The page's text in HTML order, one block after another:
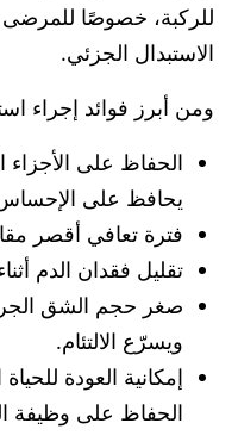
للركبة، خصوصًا
الاستبدال الجزئي.
ومن أبرز فوائد إجراء
الحفاظ على
يحافظ على
فترة تعافي أقصر
تقليل فقدان الدم
صغر حجم الشق
ويسرّع الالتئام.
إمكانية العودة
الحفاظ على وظيفة